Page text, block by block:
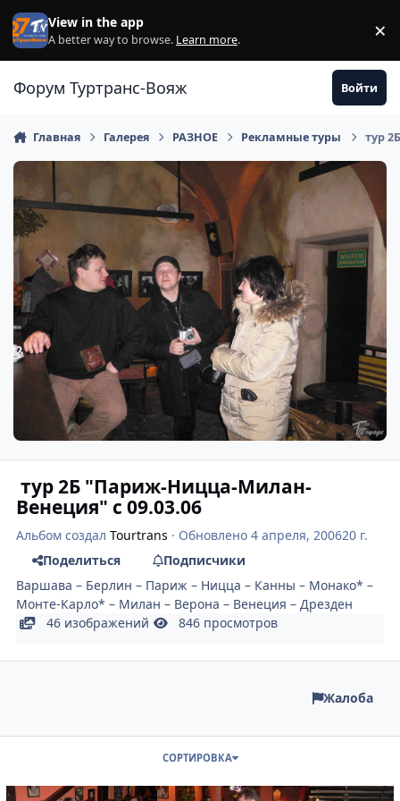
Перейти к содержанию
View in the app
A better way to browse. Learn more. ×
Форум Туртранс-Вояж Войти
Главная Галерея РАЗНОЕ Рекламные туры тур
тур 2Б "Париж-Ницца-Милан-
Венеция" с 09.03.06
Альбом создалTourtrans · Обновлено4 апреля, 200620 г.
Поделиться
Подписчики
Варшава – Берлин – Париж – Ницца – Канны – Монако* –
Монте-Карло* – Милан – Верона – Венеция – Дрезден
46 изображений
846 просмотров
Жалоба
СОРТИРОВКА
Париж. Ужин с Максом Париж. Ужин. Тост от Д.В.Париж. Ужин